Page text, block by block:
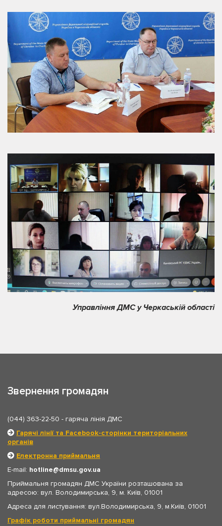
Управління ДМС у Черкаській області
Звернення громадян
(044) 363-22-50 - гаряча лінія ДМС
Гарячі лінії та Facebook-сторінки територіальних
органів
Електронна приймальня
E-mail: hotline
dmsu.gov.ua
Приймальня громадян ДМС України розташована за
адресою: вул. Володимирська, 9, м. Київ, 01001
Адреса для листування: вул.Володимирська, 9, м.Київ, 01001
Графік роботи приймальні громадян